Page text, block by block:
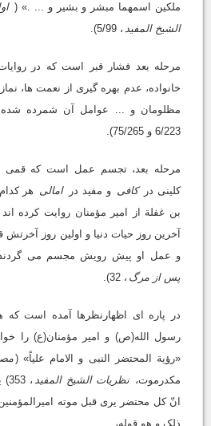
ملکین اسمهما مبشر و بشیر و ... .» (
الشیخ المفید ، 5/99).
مرحله بعد فشار قبر است که در
خانواده، عدم بهره گیرى از نعمت ها،
مظلومان و ... عوامل آن شمرده شده
6/223 و 75/265).
مرحله بعد، تجسم عمل است که قمى
کلینى درکافی و مفید در امالی هر
بن غفلة از امیر مؤمنان روایت کرده
آخرین روز حیات دنیا و اولین روز آخرتش
و عمل او پیش رویش مجسم مى گردند»
پس از مرگ ، 32).
در پاره اى اظهارنظرها آمده است
رسول الله(ص) و امیر مؤمنان(ع) را
«رؤیة المحتضر النبى و الامام علیاً» (
مکدرموت، نظریات الشیخ المفید
،
انّ کل محتضر یرى قبل موته
ذلک و هو قوله،